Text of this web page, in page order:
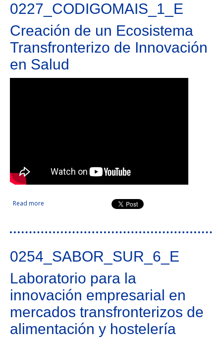
0227_CODIGOMAIS_1_E
Creación de un Ecosistema
Transfronterizo de Innovación
en Salud
Read more about Creación de un Ecosistema Transfronterizo de
0254_SABOR_SUR_6_E
Laboratorio para la
innovación empresarial en
mercados transfronterizos de
alimentación y hostelería